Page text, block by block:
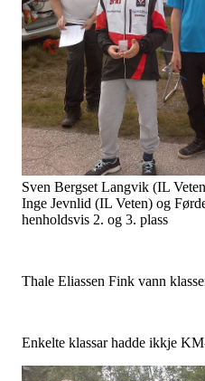
Sven Bergset Langvik (IL
Inge Jevnlid (IL Veten) og
henholdsvis 2. og 3. plass
Thale Eliassen Fink vann
Enkelte klassar hadde ikkje